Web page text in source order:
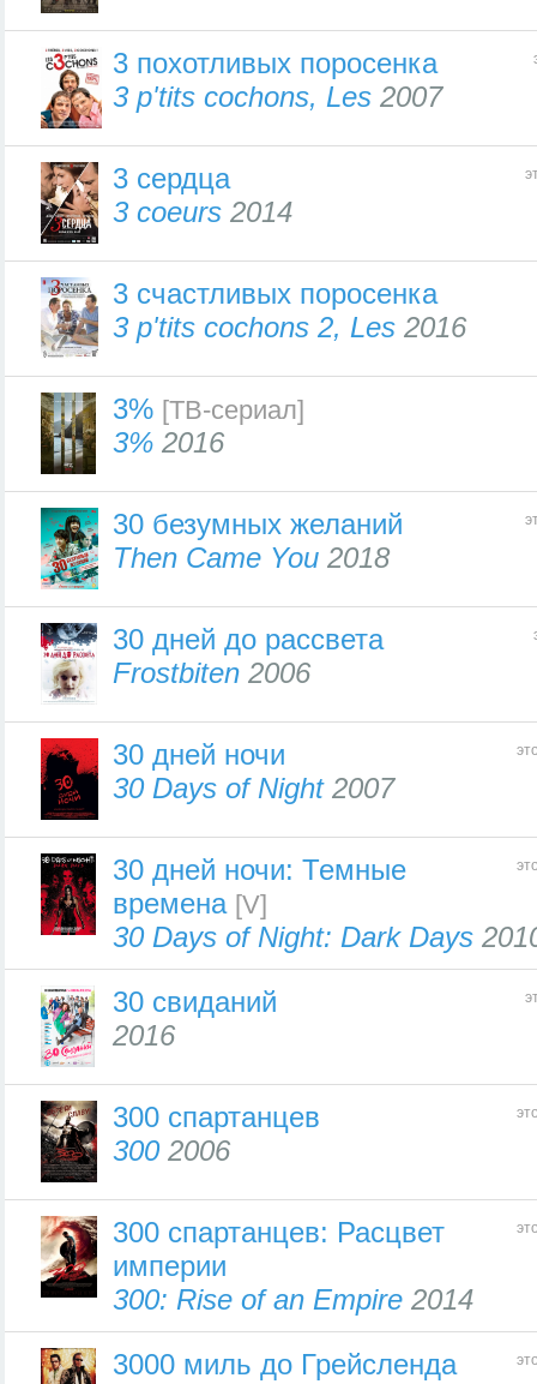
3 похотливых поросенка
3 p'tits cochons, Les 2007
3 сердца
3 coeurs 2014
3 счастливых поросенка
3 p'tits cochons 2, Les 2016
3% [ТВ-сериал]
3% 2016
30 безумных желаний
Then Came You 2018
30 дней до рассвета
Frostbiten 2006
30 дней ночи
30 Days of Night2007
30 дней ночи: Темные
времена [V]
30 Days of Night: Dark Days
30 свиданий
2016
300 спартанцев
3002006
300 спартанцев: Расцвет
империи
300: Rise of an Empire 2014
3000 миль до Грейсленда